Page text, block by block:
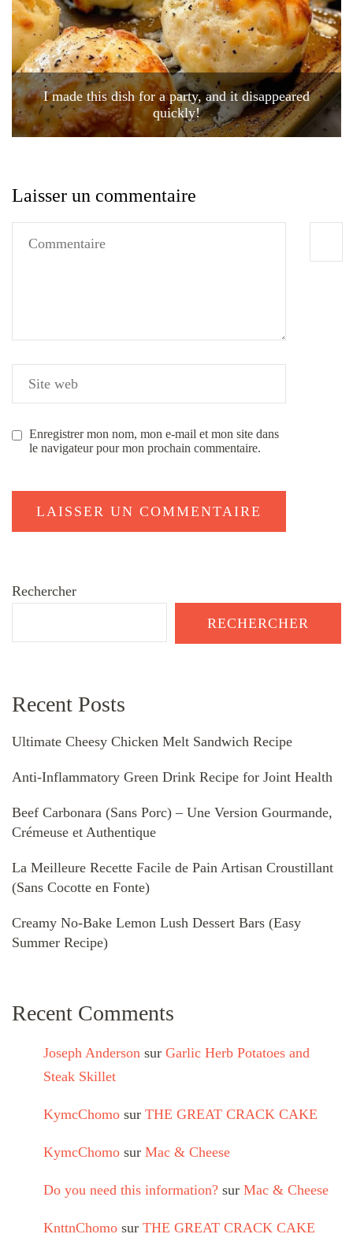
I made this dish for a party, and it disappeared
quickly!
Laisser un commentaire
Enregistrer mon nom, mon e-mail et mon site dans
le navigateur pour mon prochain commentaire.
Rechercher
RECHERCHER
Recent Posts
Ultimate Cheesy Chicken Melt Sandwich Recipe
Anti-Inflammatory Green Drink Recipe for Joint Health
Beef Carbonara (Sans Porc) – Une Version Gourmande,
Crémeuse et Authentique
La Meilleure Recette Facile de Pain Artisan Croustillant
(Sans Cocotte en Fonte)
Creamy No-Bake Lemon Lush Dessert Bars (Easy
Summer Recipe)
Recent Comments
Joseph Anderson sur Garlic Herb Potatoes and
Steak Skillet
KymcChomo sur THE GREAT CRACK CAKE
KymcChomo sur Mac & Cheese
Do you need this information? sur Mac & Cheese
KnttnChomo sur THE GREAT CRACK CAKE